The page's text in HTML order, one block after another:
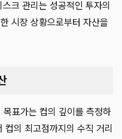
크 관리는 성공적인 투자의
시장 상황으로부터 자산을
표가는 컵의 깊이를 측정하
의 최고점까지의 수직 거리